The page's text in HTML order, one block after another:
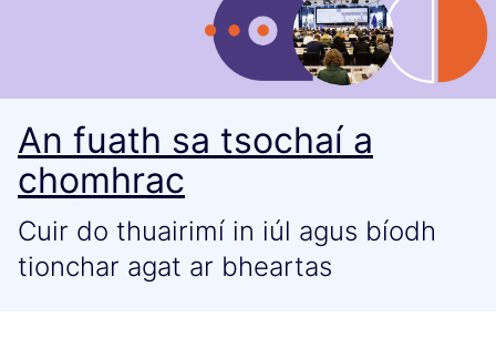
An fuath sa tsochaí a
chomhrac
Cuir do thuairimí in iúl agus bíodh
tionchar agat ar bheartas